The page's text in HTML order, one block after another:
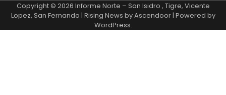
Copyright © 2026 Informe Norte – San Isidro , Tigre, Vicente
Lopez, San Fernando | Rising News byAscendoor| Powered by
WordPress.